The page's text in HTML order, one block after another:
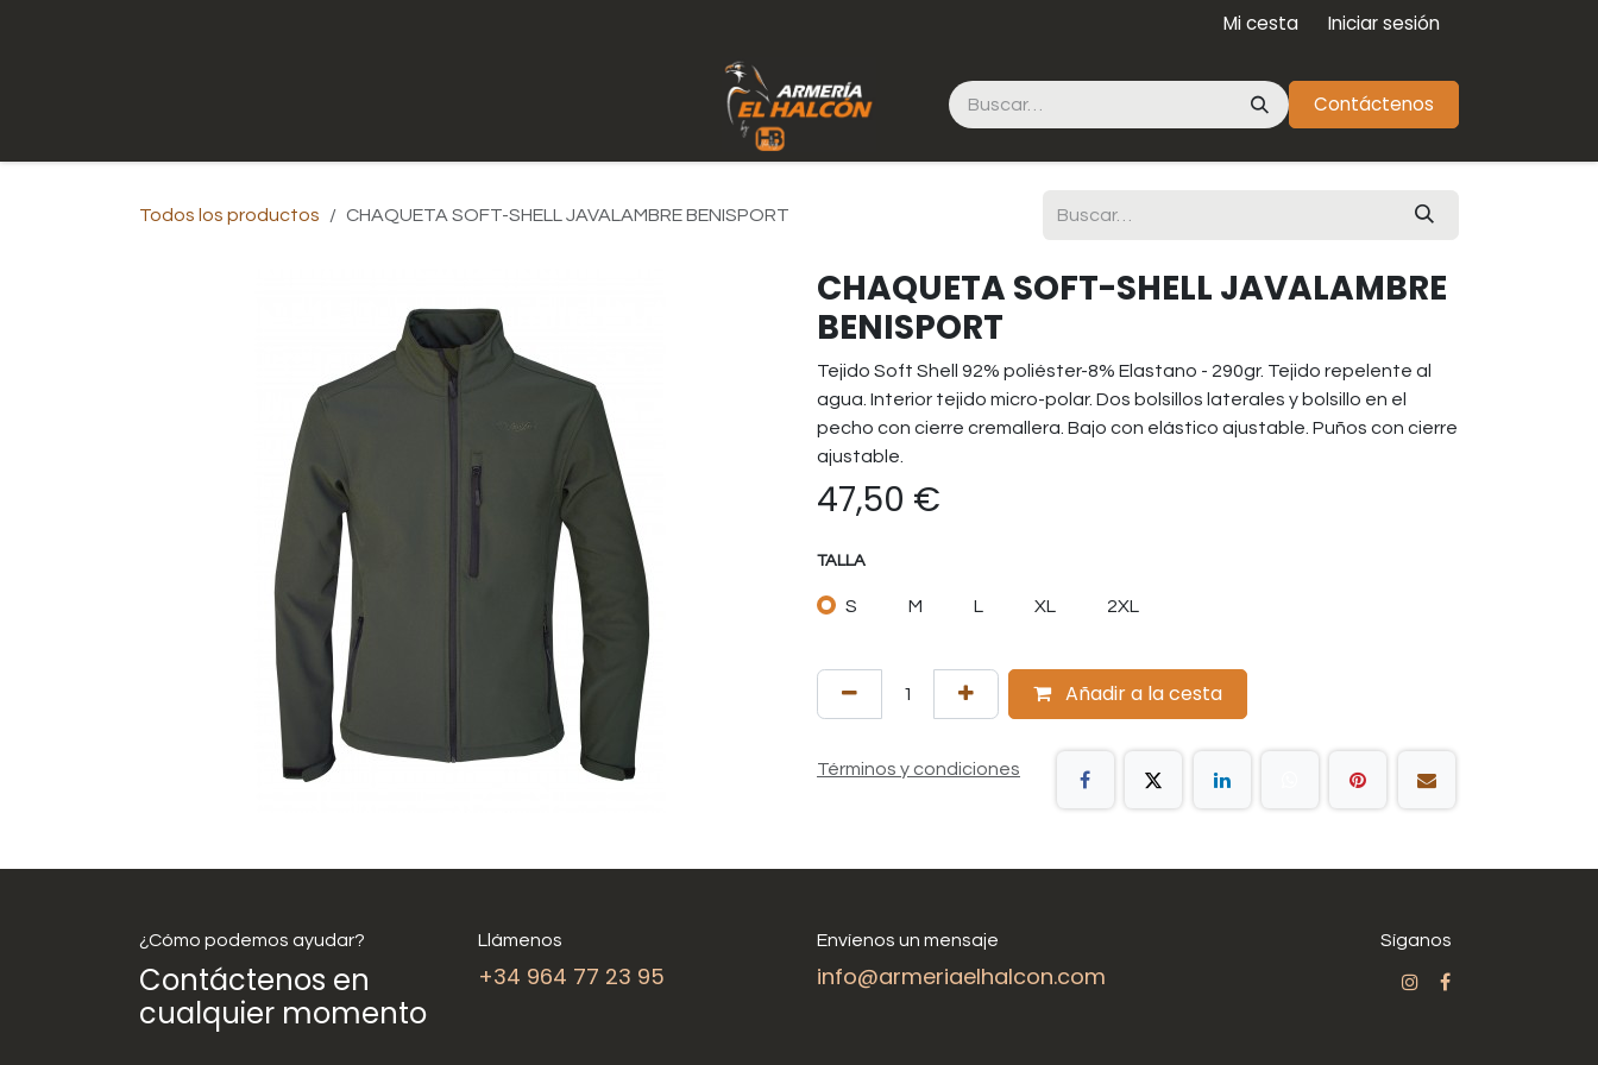
Mi cesta Iniciar sesión
Contáctenos
Todos los productos CHAQUETA SOFT-SHELL JAVALAMBRE BENISPORT
CHAQUETA SOFT-SHELL JAVALAMBRE
BENISPORT
Tejido Soft Shell 92% poliéster-8% Elastano - 290gr. Tejido repelente al
agua. Interior tejido micro-polar. Dos bolsillos laterales y bolsillo en el
pecho con cierre cremallera. Bajo con elástico ajustable. Puños con cierre
ajustable.
47,50 €
TALLA
S M L XL 2XL
Añadir a la cesta
Términos y condiciones
¿Cómo podemos ayudar?
Contáctenos en
cualquier momento
Llámenos
+34 964 77 23 95
Envíenos un mensaje
info@armeriaelhalcon.com
Síganos